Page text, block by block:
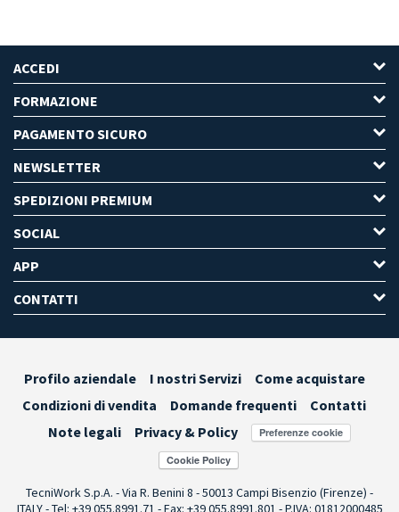
ACCEDI
FORMAZIONE
PAGAMENTO SICURO
NEWSLETTER
SPEDIZIONI PREMIUM
SOCIAL
APP
CONTATTI
Profilo aziendale I nostri Servizi
Come acquistare
Condizioni di vendita
Domande frequenti
Contatti
Note legali
Privacy & Policy Preferenze cookie
TecniWork S.p.A. - Via R. Benini 8 - 50013 Campi Bisenzio (Firenze) -
ITALY - Tel: +39 055.8991.71 - Fax: +39 055.8991.801 - P.IVA: 01812000485